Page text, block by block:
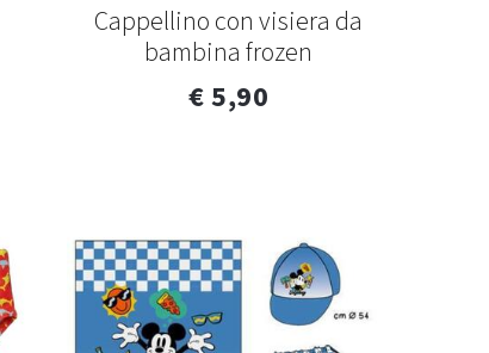
Cappellino con visiera da
bambina frozen
€ 5,90